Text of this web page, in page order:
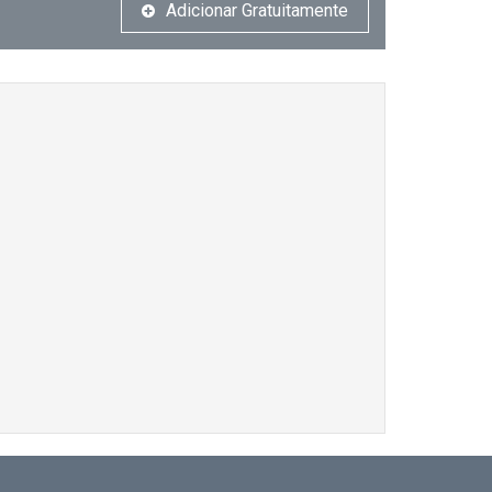
Adicionar Gratuitamente